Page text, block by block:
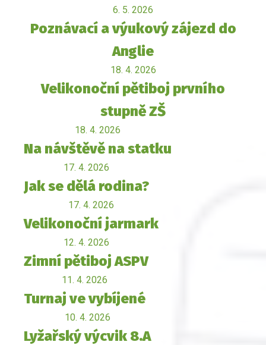
6. 5. 2026
Poznávací a výukový zájezd do
Anglie
18. 4. 2026
Velikonoční pětiboj prvního
stupně ZŠ
18. 4. 2026
Na návštěvě na statku
17. 4. 2026
Jak se dělá rodina?
17. 4. 2026
Velikonoční jarmark
12. 4. 2026
Zimní pětiboj ASPV
11. 4. 2026
Turnaj ve vybíjené
10. 4. 2026
Lyžařský výcvik 8.A